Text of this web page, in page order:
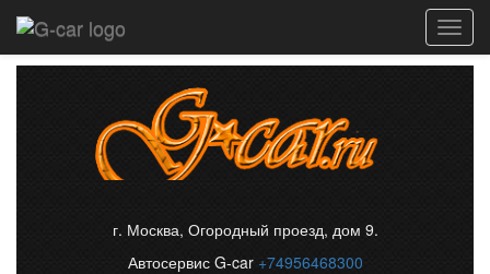
г. Москва, Огородный проезд, дом 9.
Автосервис G-car +74956468300